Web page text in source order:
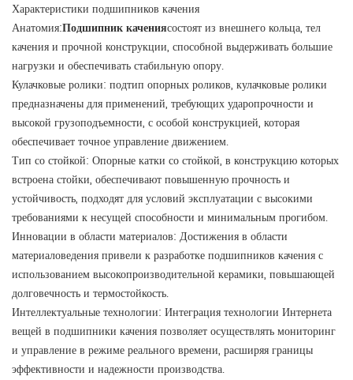
Характеристики подшипников качения
Анатомия:Подшипник качениясостоят из внешнего кольца, тел
качения и прочной конструкции, способной выдерживать большие
нагрузки и обеспечивать стабильную опору.
Кулачковые ролики: подтип опорных роликов, кулачковые ролики
предназначены для применений, требующих ударопрочности и
высокой грузоподъемности, с особой конструкцией, которая
обеспечивает точное управление движением.
Тип со стойкой: Опорные катки со стойкой, в конструкцию которых
встроена стойки, обеспечивают повышенную прочность и
устойчивость, подходят для условий эксплуатации с высокими
требованиями к несущей способности и минимальным прогибом.
Инновации в области материалов: Достижения в области
материаловедения привели к разработке подшипников качения с
использованием высокопроизводительной керамики, повышающей
долговечность и термостойкость.
Интеллектуальные технологии: Интеграция технологии Интернета
вещей в подшипники качения позволяет осуществлять мониторинг
и управление в режиме реального времени, расширяя границы
эффективности и надежности производства.